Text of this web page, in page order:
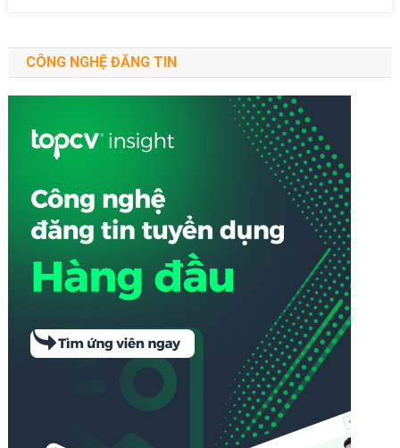
Với
CÔNG NGHỆ ĐĂNG TIN